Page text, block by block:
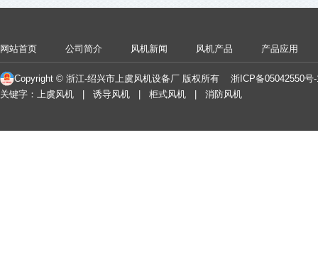
网站首页 公司简介 风机新闻 风机产品 产品应用
Copyright © 浙江-绍兴市上虞风机设备厂 版权所有 浙ICP备05042550号
关键字：上虞风机 | 诱导风机 | 柜式风机 | 消防风机